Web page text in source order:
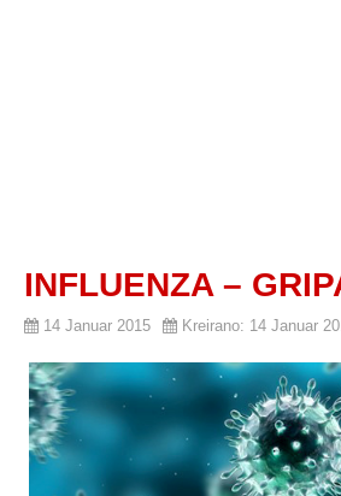
INFLUENZA –
14 Januar 2015 Kreirano: 14 Januar